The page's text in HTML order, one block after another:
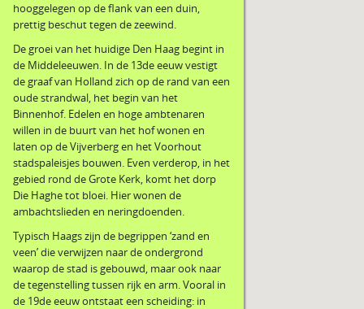
hooggelegen op de flank van een duin,
prettig beschut tegen de zeewind.
De groei van het huidige Den Haag begint in
de Middeleeuwen. In de 13de eeuw vestigt
de graaf van Holland zich op de rand van een
oude strandwal, het begin van het
Binnenhof. Edelen en hoge ambtenaren
willen in de buurt van het hof wonen en
laten op de Vijverberg en het Voorhout
stadspaleisjes bouwen. Even verderop, in het
gebied rond de Grote Kerk, komt het dorp
Die Haghe tot bloei. Hier wonen de
ambachtslieden en neringdoenden.
Typisch Haags zijn de begrippen ‘zand en
veen’ die verwijzen naar de ondergrond
waarop de stad is gebouwd, maar ook naar
de tegenstelling tussen rijk en arm. Vooral in
de 19de eeuw ontstaat een scheiding: in